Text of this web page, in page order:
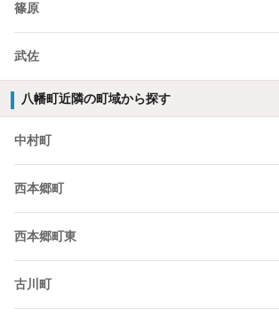
篠原
武佐
八幡町近隣の町域から探す
中村町
西本郷町
西本郷町東
古川町